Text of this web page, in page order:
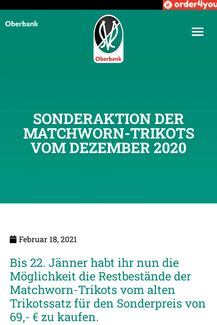
SONDERAKTION DER
MATCHWORN-TRIKOTS
VOM DEZEMBER 2020
Februar 18, 2021
Bis 22. Jänner habt ihr nun die
Möglichkeit die Restbestände der
Matchworn-Trikots vom alten
Trikotssatz für den Sonderpreis von
69,- € zu kaufen.